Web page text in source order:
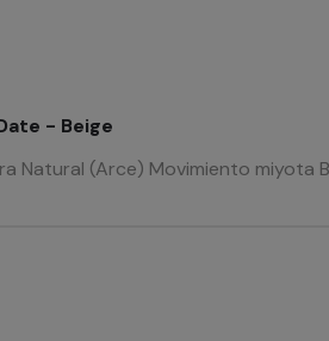
- Beige
Natural (Arce) Movimiento